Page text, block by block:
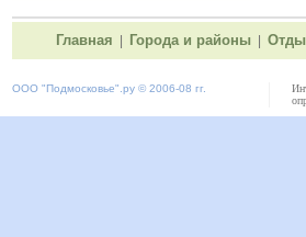
Главная Города и районы
ООО "Подмосковье" .ру © 2006-08 гг.